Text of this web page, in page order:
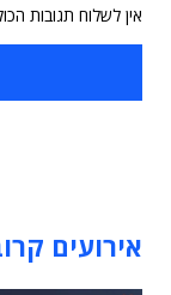
אין לשלוח תגובות
אירועים